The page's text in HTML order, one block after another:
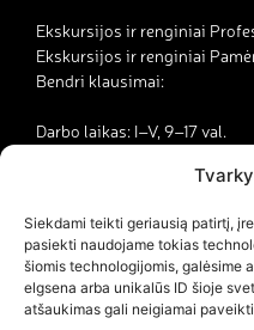
Siekdami teikti geriausią patirtį,
pasiekti naudojame tokias
šiomis technologijomis, galėsime
elgsena arba unikalūs ID šioje
atšaukimas gali neigiamai
Ekskursijos ir renginiai
Ekskursijos ir renginiai
Bendri
Darbo laikas: I–V, 9–17 val.
Kodėl Vilnius yra
Kontaktai
Dokumentai